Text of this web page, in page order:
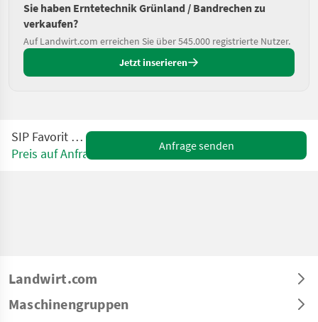
Sie haben Erntetechnik Grünland / Bandrechen zu
verkaufen?
Auf Landwirt.com erreichen Sie über 545.000 registrierte Nutzer.
Jetzt inserieren
SIP Favorit 275 ALP
Preis auf Anfrage
Anfrage senden
Landwirt.com
Maschinengruppen